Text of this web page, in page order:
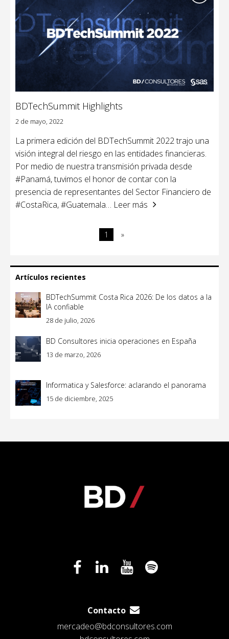
BDTechSummit Highlights
2 de mayo, 2022
La primera edición del BDTechSummit 2022 trajo una
visión integral del riesgo en las entidades financieras.
Por medio de nuestra transmisión privada desde
#Panamá, tuvimos el honor de contar con la
presencia de representantes del Sector Financiero de
#CostaRica, #Guatemala… Leer más
1 »
Artículos recientes
BDTechSummit Costa Rica 2026: De los datos a la
IA confiable
28 de julio, 2026
BD Consultores inicia operaciones en España
13 de marzo, 2026
Informatica y Salesforce: aclarando el panorama
15 de diciembre, 2025
Contacto
mercadeo@bdconsultores.com